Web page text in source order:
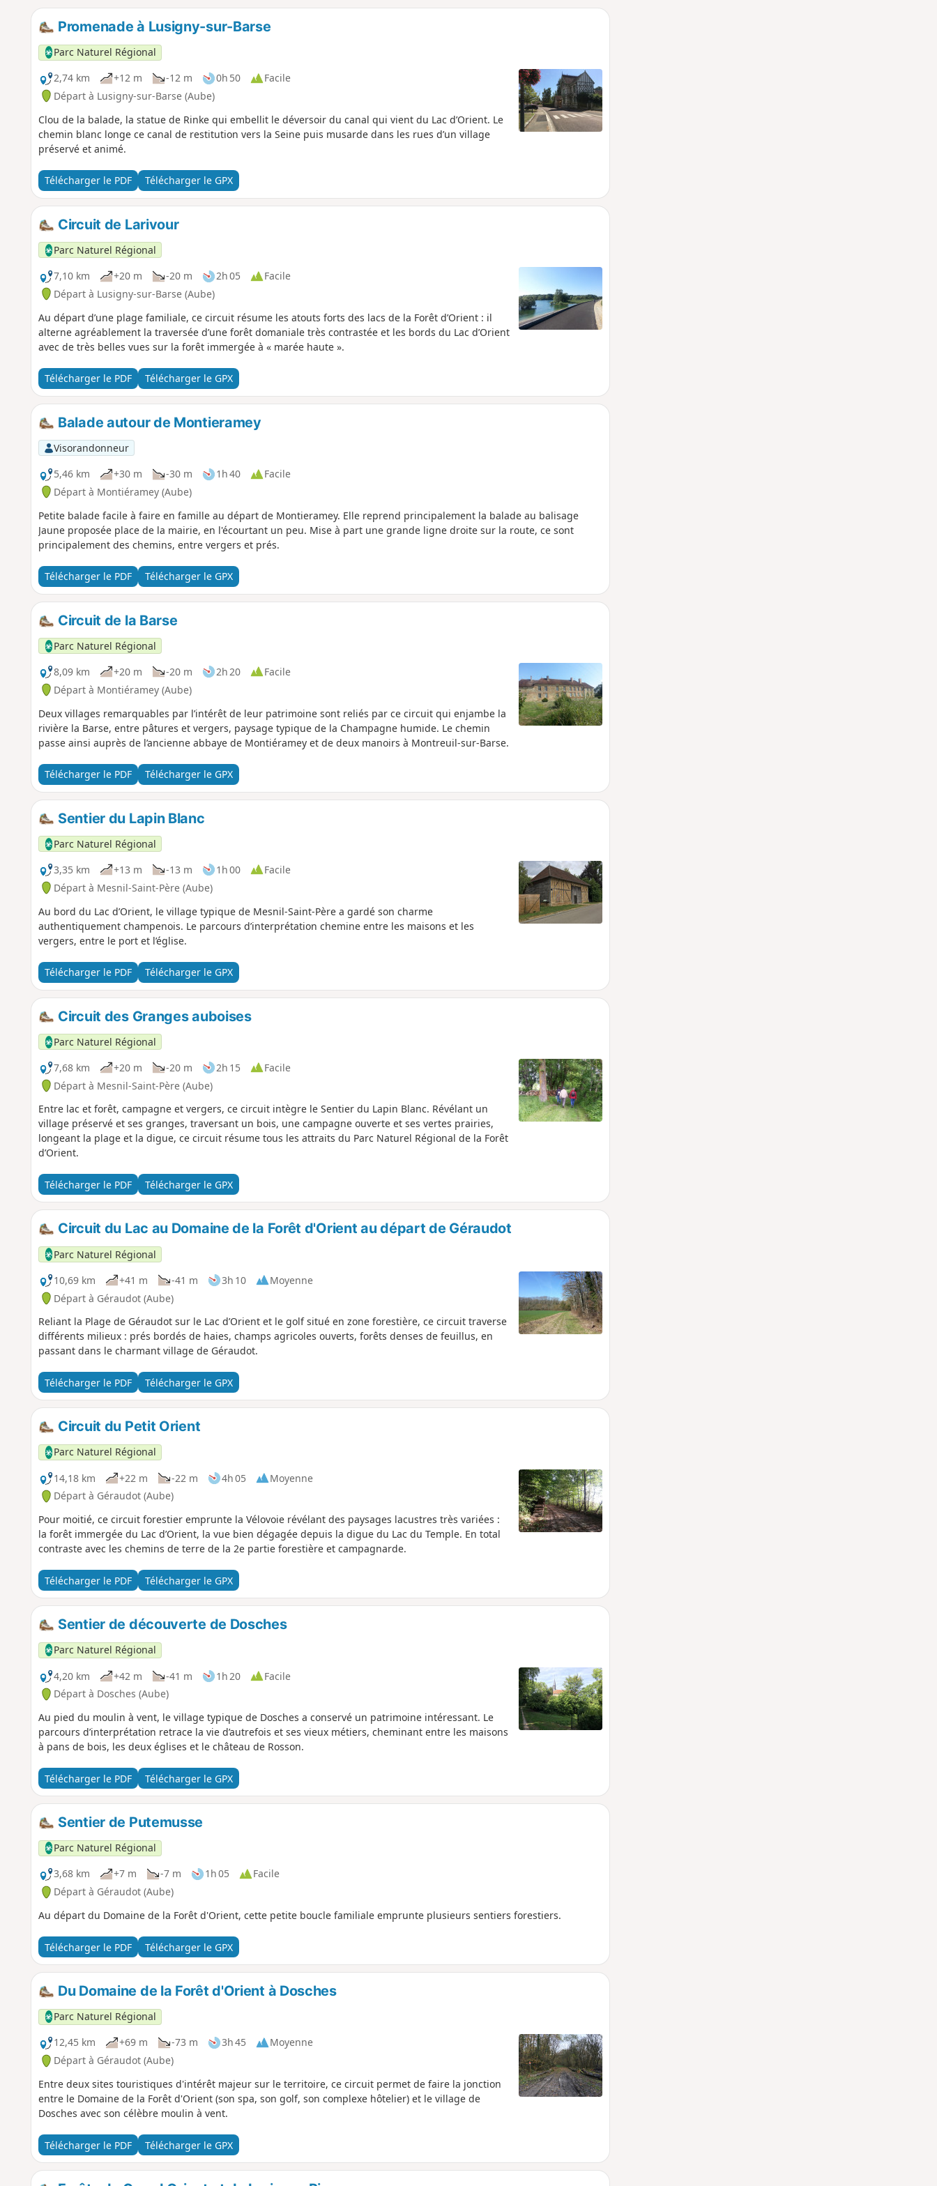
Promenade à Lusigny-sur-Barse
Parc Naturel Régional
2,74 km
+12 m -12 m 0h 50
Facile
Départ à Lusigny-sur-Barse (Aube)
Clou de la balade, la statue de Rinke qui embellit le déversoir du canal qui vient du Lac d’Orient. Le
chemin blanc longe ce canal de restitution vers la Seine puis musarde dans les rues d’un village
préservé et animé.
Télécharger le PDF Télécharger le GPX
Circuit de Larivour
Parc Naturel Régional
7,10 km
+20 m -20 m 2h 05
Facile
Départ à Lusigny-sur-Barse (Aube)
Au départ d’une plage familiale, ce circuit résume les atouts forts des lacs de la Forêt d’Orient : il
alterne agréablement la traversée d’une forêt domaniale très contrastée et les bords du Lac d’Orient
avec de très belles vues sur la forêt immergée à « marée haute ».
Télécharger le PDF Télécharger le GPX
Balade autour de Montieramey
Visorandonneur
5,46 km
+30 m -30 m 1h 40
Facile
Départ à Montiéramey (Aube)
Petite balade facile à faire en famille au départ de Montieramey. Elle reprend principalement la balade au balisage
Jaune proposée place de la mairie, en l'écourtant un peu. Mise à part une grande ligne droite sur la route, ce sont
principalement des chemins, entre vergers et prés.
Télécharger le PDF Télécharger le GPX
Circuit de la Barse
Parc Naturel Régional
8,09 km
+20 m -20 m 2h 20
Facile
Départ à Montiéramey (Aube)
Deux villages remarquables par l’intérêt de leur patrimoine sont reliés par ce circuit qui enjambe la
rivière la Barse, entre pâtures et vergers, paysage typique de la Champagne humide. Le chemin
passe ainsi auprès de l’ancienne abbaye de Montiéramey et de deux manoirs à Montreuil-sur-Barse.
Télécharger le PDF Télécharger le GPX
Sentier du Lapin Blanc
Parc Naturel Régional
3,35 km
+13 m -13 m 1h 00
Facile
Départ à Mesnil-Saint-Père (Aube)
Au bord du Lac d’Orient, le village typique de Mesnil-Saint-Père a gardé son charme
authentiquement champenois. Le parcours d’interprétation chemine entre les maisons et les
vergers, entre le port et l’église.
Télécharger le PDF Télécharger le GPX
Circuit des Granges auboises
Parc Naturel Régional
7,68 km
+20 m -20 m 2h 15
Facile
Départ à Mesnil-Saint-Père (Aube)
Entre lac et forêt, campagne et vergers, ce circuit intègre le Sentier du Lapin Blanc. Révélant un
village préservé et ses granges, traversant un bois, une campagne ouverte et ses vertes prairies,
longeant la plage et la digue, ce circuit résume tous les attraits du Parc Naturel Régional de la Forêt
d’Orient.
Télécharger le PDF Télécharger le GPX
Circuit du Lac au Domaine de la Forêt d'Orient au départ de Géraudot
Parc Naturel Régional
10,69 km
+41 m -41 m 3h 10
Moyenne
Départ à Géraudot (Aube)
Reliant la Plage de Géraudot sur le Lac d’Orient et le golf situé en zone forestière, ce circuit traverse
différents milieux : prés bordés de haies, champs agricoles ouverts, forêts denses de feuillus, en
passant dans le charmant village de Géraudot.
Télécharger le PDF Télécharger le GPX
Circuit du Petit Orient
Parc Naturel Régional
14,18 km
+22 m -22 m 4h 05
Moyenne
Départ à Géraudot (Aube)
Pour moitié, ce circuit forestier emprunte la Vélovoie révélant des paysages lacustres très variées :
la forêt immergée du Lac d’Orient, la vue bien dégagée depuis la digue du Lac du Temple. En total
contraste avec les chemins de terre de la 2e partie forestière et campagnarde.
Télécharger le PDF Télécharger le GPX
Sentier de découverte de Dosches
Parc Naturel Régional
4,20 km
+42 m -41 m 1h 20
Facile
Départ à Dosches (Aube)
Au pied du moulin à vent, le village typique de Dosches a conservé un patrimoine intéressant. Le
parcours d’interprétation retrace la vie d’autrefois et ses vieux métiers, cheminant entre les maisons
à pans de bois, les deux églises et le château de Rosson.
Télécharger le PDF Télécharger le GPX
Sentier de Putemusse
Parc Naturel Régional
3,68 km
+7 m -7 m 1h 05
Facile
Départ à Géraudot (Aube)
Au départ du Domaine de la Forêt d'Orient, cette petite boucle familiale emprunte plusieurs sentiers forestiers.
Télécharger le PDF Télécharger le GPX
Du Domaine de la Forêt d'Orient à Dosches
Parc Naturel Régional
12,45 km
+69 m -73 m 3h 45
Moyenne
Départ à Géraudot (Aube)
Entre deux sites touristiques d'intérêt majeur sur le territoire, ce circuit permet de faire la jonction
entre le Domaine de la Forêt d'Orient (son spa, son golf, son complexe hôtelier) et le village de
Dosches avec son célèbre moulin à vent.
Télécharger le PDF Télécharger le GPX